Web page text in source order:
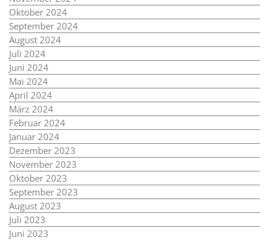
Oktober 2024
September 2024
August 2024
Juli 2024
Juni 2024
Mai 2024
April 2024
März 2024
Februar 2024
Januar 2024
Dezember 2023
November 2023
Oktober 2023
September 2023
August 2023
Juli 2023
Juni 2023